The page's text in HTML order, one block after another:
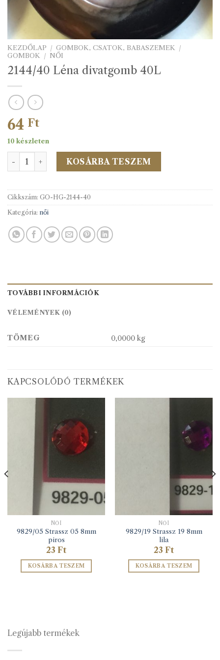
KEZDŐLAP / GOMBOK, CSATOK, BABASZEMEK /
GOMBOK / NŐI
2144/40 Léna divatgomb 40L
64 Ft
10 készleten
2144/40 Léna divatgomb 40L mennyiség
KOSÁRBA TESZEM
Cikkszám: GO-HG-2144-40
Kategória: női
TOVÁBBI INFORMÁCIÓK
VÉLEMÉNYEK (0)
TÖMEG 0,0000 kg
KAPCSOLÓDÓ TERMÉKEK
NŐI
9829/05 Strassz 05 8mm
piros
23 Ft
KOSÁRBA TESZEM
NŐI
9829/19 Strassz 19 8mm
lila
23 Ft
KOSÁRBA TESZEM
Legújabb termékek